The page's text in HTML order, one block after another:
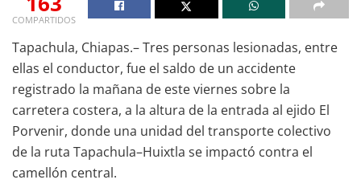
COMPARTIDOS
Tapachula, Chiapas.– Tres personas lesionadas, entre
ellas el conductor, fue el saldo de un accidente
registrado la mañana de este viernes sobre la
carretera costera, a la altura de la entrada al ejido El
Porvenir, donde una unidad del transporte colectivo
de la ruta Tapachula–Huixtla se impactó contra el
camellón central.